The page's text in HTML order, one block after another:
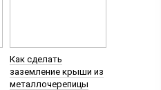
Как сделать
заземление крыши из
металлочерепицы